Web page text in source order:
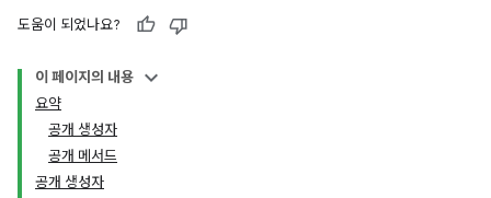
도움이 되었나요?
이 페이지의 내용
요약
공개 생성자
공개 메서드
공개 생성자